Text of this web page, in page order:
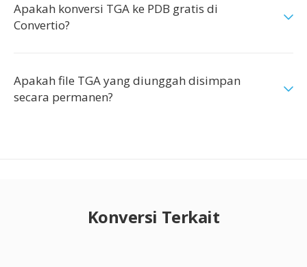
Apakah konversi TGA ke PDB gratis di
Convertio?
Apakah file TGA yang diunggah disimpan
secara permanen?
Konversi Terkait